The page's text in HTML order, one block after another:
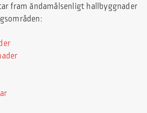
fram ändamålsenligt hallbyggnader